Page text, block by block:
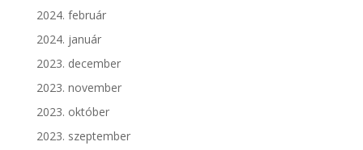
2024. február
2024. január
2023. december
2023. november
2023. október
2023. szeptember